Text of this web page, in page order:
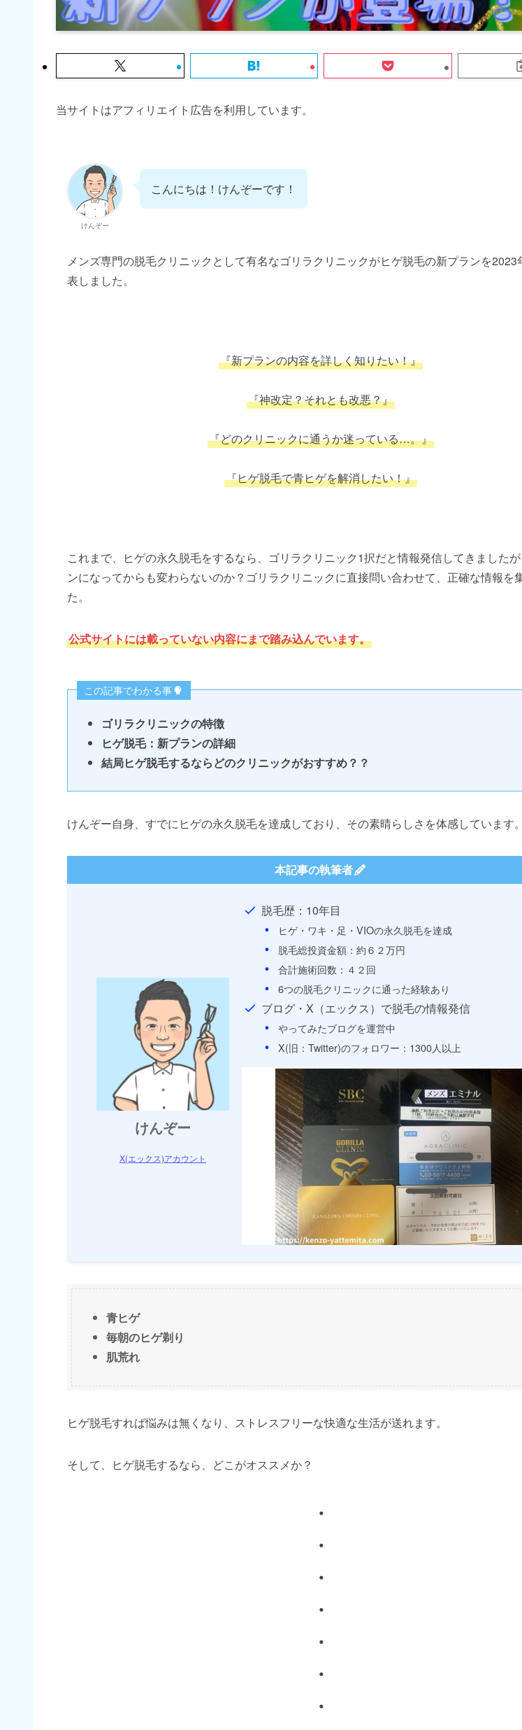
当サイトはアフィリエイト広告を利用しています。
けんぞー
こんにちは！けんぞーです！
メンズ専門の脱毛クリニックとして有名なゴリラクリニックがヒゲ脱毛の新プランを2023
表しました。
『新プランの内容を詳しく知りたい！』
『神改定？それとも改悪？』
『どのクリニックに通うか迷っている…。』
『ヒゲ脱毛で青ヒゲを解消したい！』
これまで、ヒゲの永久脱毛をするなら、ゴリラクリニック1択だと情報発信してきました
ンになってからも変わらないのか？ゴリラクリニックに直接問い合わせて、正確な情報を
た。
公式サイトには載っていない内容にまで踏み込んでいます。
この記事でわかる事
ゴリラクリニックの特徴
ヒゲ脱毛：新プランの詳細
結局ヒゲ脱毛するならどのクリニックがおすすめ？？
けんぞー自身、すでにヒゲの永久脱毛を達成しており、その素晴らしさを体感しています。
本記事の執筆者
けんぞー
X(エックス)アカウント
脱毛歴：10年目
ヒゲ・ワキ・足・VIOの永久脱毛を達成
脱毛総投資金額：約６２万円
合計施術回数：４２回
6つの脱毛クリニックに通った経験あり
ブログ・X（エックス）で脱毛の情報発信
やってみたブログを運営中
X(旧：Twitter)のフォロワー：1300人以上
青ヒゲ
毎朝のヒゲ剃り
肌荒れ
ヒゲ脱毛すれば悩みは無くなり、ストレスフリーな快適な生活が送れます。
そして、ヒゲ脱毛するなら、どこがオススメか？
・
・
・
・
・
・
・